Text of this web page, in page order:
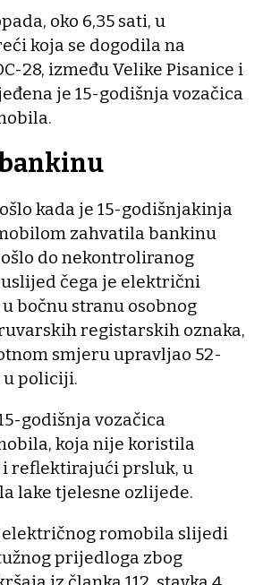
oko 6,35 sati, u
koja se dogodila na
28, između Velike Pisanice i
je 15-godišnja vozačica
kada je 15-godišnjakinja
zahvatila bankinu
do nekontroliranog
čega je električni
bočnu stranu osobnog
registarskih oznaka,
smjeru upravljao 52-
u policiji.
godišnja vozačica
koja nije koristila
i reflektirajući prsluk, u
lake tjelesne ozlijede.
električnog romobila slijedi
prijedloga zbog